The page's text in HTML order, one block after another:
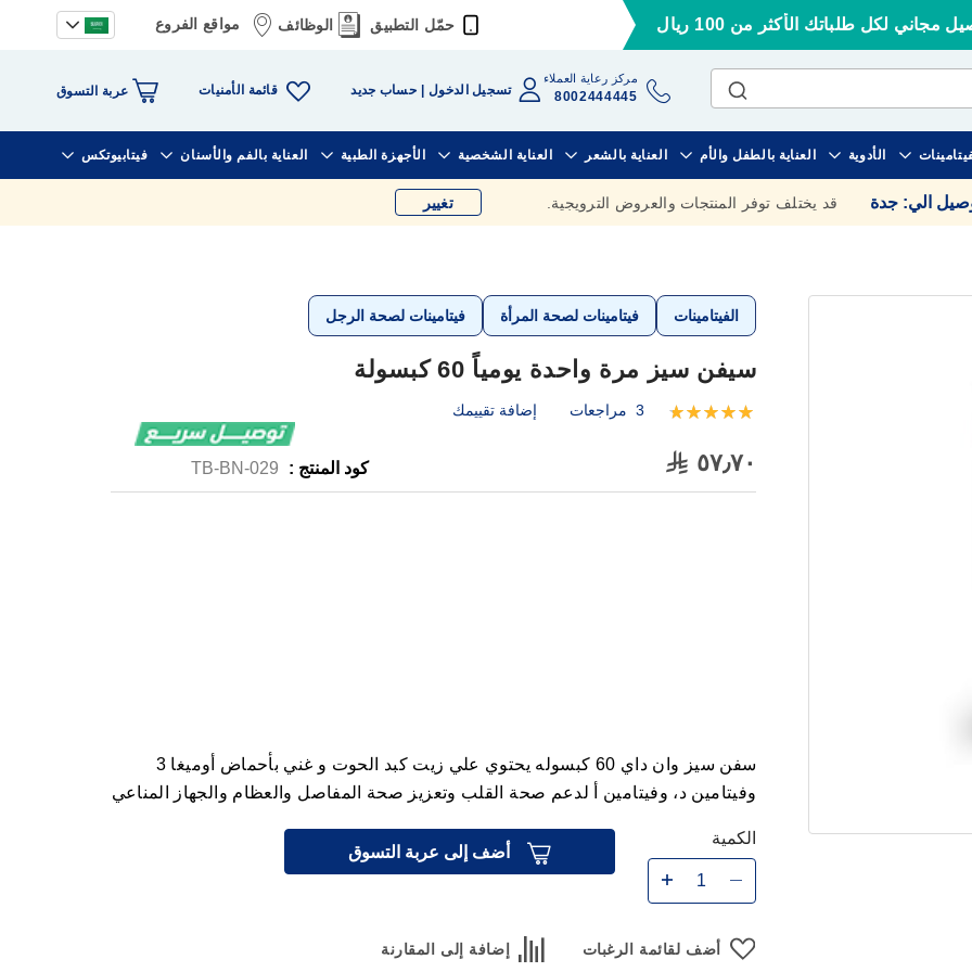
مجاني لكل طلباتك الأكثر من 100 ريال حمّل التطبيق الوظائف مواقع الفروع
مركز رعاية العملاء
8002444445 تسجيل الدخول حساب جديد قائمة الأمنيات عربة التسوق
الأدوية العناية بالطفل والأم العناية بالشعر العناية الشخصية الأجهزة الطبية العناية بالفم والأسنان فيتابيوتكس
الي: جدة قد يختلف توفر المنتجات والعروض الترويجية. تغيير
الفيتامينات فيتامينات لصحة المرأة فيتامينات لصحة الرجل
سيفن سيز مرة واحدة يومياً 60 كبسولة
تقييم:
3 مراجعات إضافة تقييمك
٥٧٫٧٠ كود المنتج : TB-BN-029
سفن سيز وان داي 60 كبسوله يحتوي علي زيت كبد الحوت و غني بأحماض أوميغا 3
وفيتامين د، وفيتامين أ لدعم صحة القلب وتعزيز صحة المفاصل والعظام والجهاز المناعي
الكمية
أضف إلى عربة التسوق
أضف لقائمة الرغبات إضافة إلى المقارنة